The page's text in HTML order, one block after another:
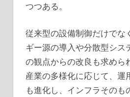
つつある。
従来型の設備制御だけでな
ギー源の導入や分散型シス
の観点からの改良も求めら
産業の多様化に応じて、運
も進化し、インフラそのも